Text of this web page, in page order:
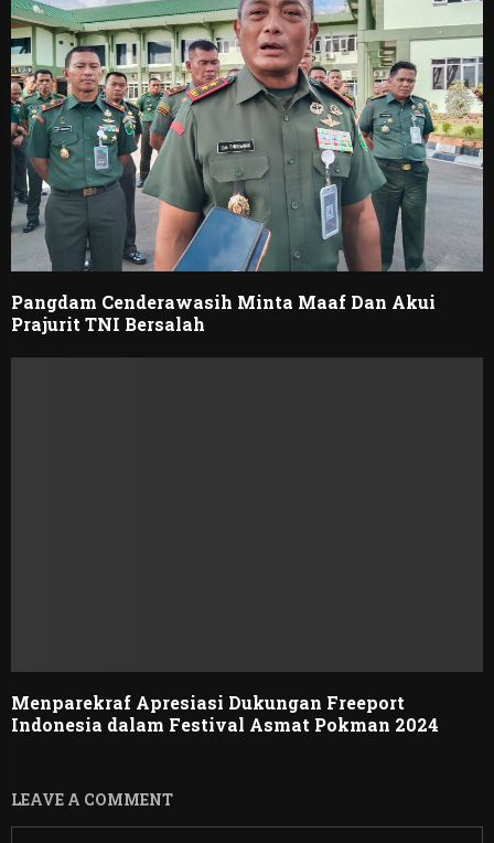
Pangdam Cenderawasih Minta Maaf Dan Akui
Prajurit TNI Bersalah
Menparekraf Apresiasi Dukungan Freeport
Indonesia dalam Festival Asmat Pokman 2024
LEAVE A COMMENT